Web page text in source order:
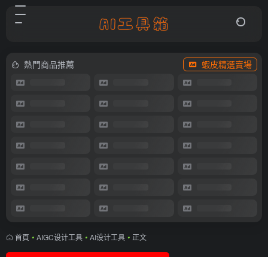
熱門商品推薦 蝦皮精選賣場
首頁 • AIGC设计工具 • AI设计工具 • 正文